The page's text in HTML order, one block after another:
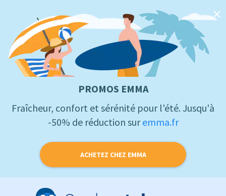
PROMOS EMMA
Fraîcheur, confort et sérénité pour l'été. Jusqu'à
-50% de réduction suremma.fr
ACHETEZ CHEZ EMMA